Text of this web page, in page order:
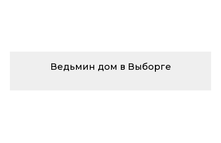
Ведьмин дом в Выборге